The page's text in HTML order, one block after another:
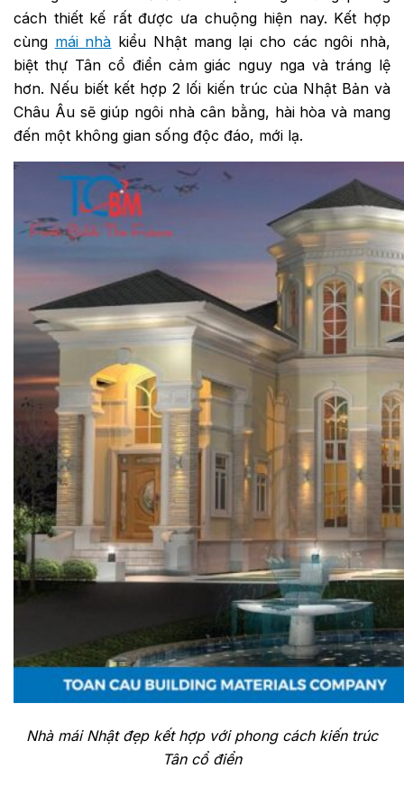
cách thiết kế rất được ưa chuộng hiện nay. Kết hợp
cùng mái nhà kiểu Nhật mang lại cho các ngôi nhà,
biệt thự Tân cổ điển cảm giác nguy nga và tráng lệ
hơn. Nếu biết kết hợp 2 lối kiến trúc của Nhật Bản và
Châu Âu sẽ giúp ngôi nhà cân bằng, hài hòa và mang
đến một không gian sống độc đáo, mới lạ.
Nhà mái Nhật đẹp kết hợp với phong cách kiến trúc
Tân cổ điển